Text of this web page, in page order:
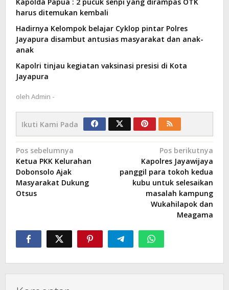
harus ditemukan kembali
Hadirnya Kelompok belajar Cyklop pintar Polres
Jayapura disambut antusias masyarakat dan anak-
anak
Kapolri tinjau kegiatan vaksinasi presisi di Kota
Jayapura
oleh Admin -
Ikuti Kami Pada
Navigasi
pos
Pos sebelumnya
Ketua PKK Kelurahan
Dobonsolo Ajak
Masyarakat Dukung
Otsus
Pos berikutnya
Kapolres Jayawijaya
panggil para tokoh kedua
kubu untuk selesaikan
masalah kampung
Wukahilapok dan
Meagama